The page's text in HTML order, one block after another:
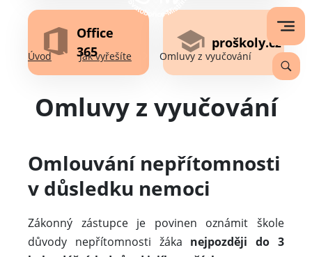
Office
365
proškoly.cz
Úvod Jak vyřešíte Omluvy z vyučování
Omluvy z vyučování
Omlouvání nepřítomnosti
v důsledku nemoci
Zákonný zástupce je povinen oznámit škole
důvody nepřítomnosti žáka nejpozději do 3